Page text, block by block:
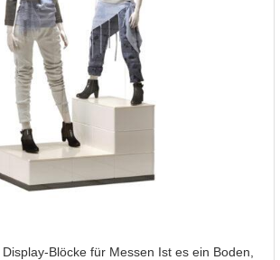
Blöcke für Messen Ist es ein Boden,